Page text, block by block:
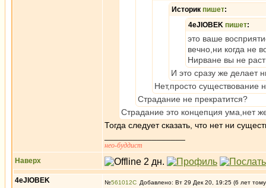
Историк пишет:
4eJIOBEK пишет:
это ваше
вечно,ни когда не
Нирване вы не
И это сразу же делает
Нет,просто существование
Страдание не прекратится?
Страдание это концепция ума,нет
Тогда следует сказать, что нет ни
нео-буддист
Наверх
4eJIOBEK №561012 Добавлено: Вт 29 Дек 20, 19:25 (6 лет